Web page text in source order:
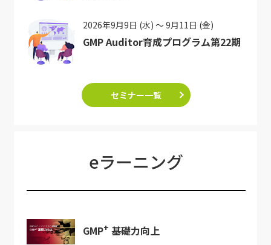
2026年9月9日 (水) ～ 9月11日 (金)
GMP Auditor育成プログラム第22期
セミナー一覧
eラーニング
GMP+ 基礎力向上